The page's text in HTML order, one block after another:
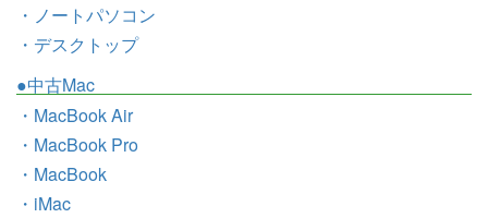
・ノートパソコン
・デスクトップ
●中古Mac
・MacBook Air
・MacBook Pro
・MacBook
・iMac